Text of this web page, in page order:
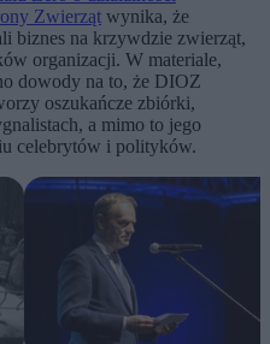
Zwierząt wynika, że
biznes na krzywdzie zwierząt,
organizacji. W materiale,
dowody na to, że DIOZ
oszukańcze zbiórki,
a mimo to jego
celebrytów i polityków.